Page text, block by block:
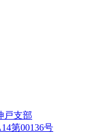
戸支部
第00136号